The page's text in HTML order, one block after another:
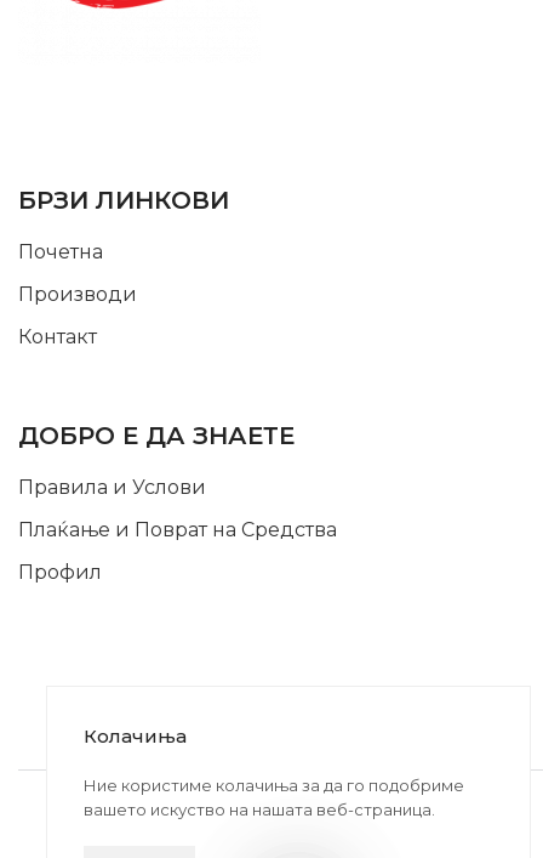
БРЗИ ЛИНКОВИ
Почетна
Производи
Контакт
ДОБРО Е ДА ЗНАЕТЕ
Правила и Услови
Плаќање и Поврат на Средства
Профил
2020-2024 © MB DISKONT. Изработено од
БРАМИТ ДООЕЛ
Колачиња
Ние користиме колачиња за да го подобриме
вашето искуство на нашата веб-страница.